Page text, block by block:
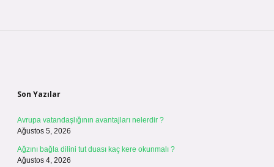
Son Yazılar
Avrupa vatandaşlığının avantajları nelerdir ?
Ağustos 5, 2026
Ağzını bağla dilini tut duası kaç kere okunmalı ?
Ağustos 4, 2026